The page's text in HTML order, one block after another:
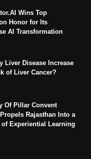
Wins Top
Honor for Its
AI Transformation
Liver Disease Increase
of Liver Cancer?
Of Pillar Convent
Rajasthan Into a
of Experiential Learning